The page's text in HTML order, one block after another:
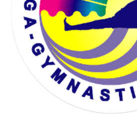
KARTING SOCIETY